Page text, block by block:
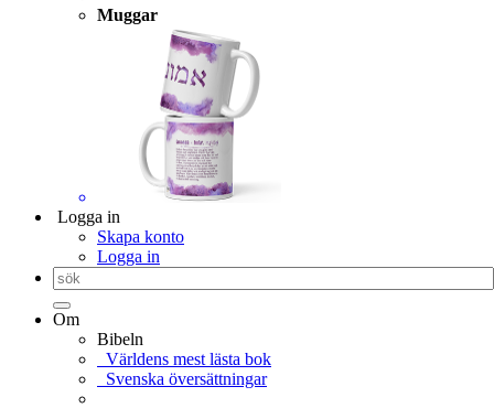
Muggar
Logga in
Skapa konto
Logga in
Om
Bibeln
Världens mest lästa bok
Svenska översättningar